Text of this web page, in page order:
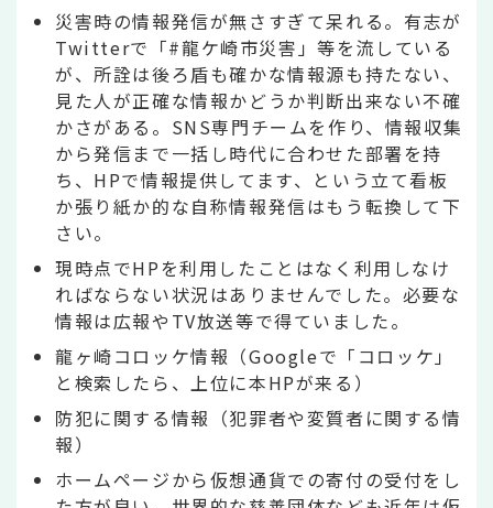
災害時の情報発信が無さすぎて呆れる。有志が
Twitterで「#龍ケ崎市災害」等を流している
が、所詮は後ろ盾も確かな情報源も持たない、
見た人が正確な情報かどうか判断出来ない不確
かさがある。SNS専門チームを作り、情報収集
から発信まで一括し時代に合わせた部署を持
ち、HPで情報提供してます、という立て看板
か張り紙か的な自称情報発信はもう転換して下
さい。
現時点でHPを利用したことはなく利用しなけ
ればならない状況はありませんでした。必要な
情報は広報やTV放送等で得ていました。
龍ヶ崎コロッケ情報（Googleで「コロッケ」
と検索したら、上位に本HPが来る）
防犯に関する情報（犯罪者や変質者に関する情
報）
ホームページから仮想通貨での寄付の受付をし